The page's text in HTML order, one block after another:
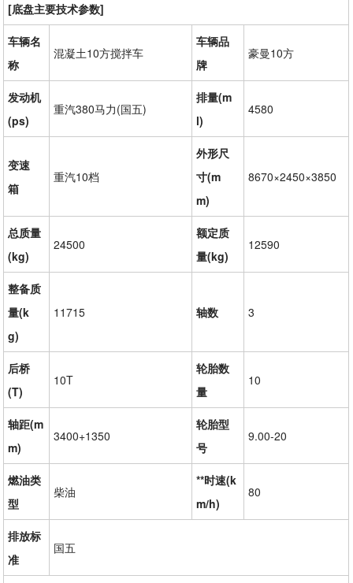
[底盘主要技术参数]
车辆名
称
混凝土10方搅拌车
车辆品
牌
豪曼10方
发动机
(ps)
重汽380马力(国五)
排量(m
l)
4580
变速
箱
重汽10档
外形尺
寸(m
m)
8670×2450×3850
总质量
(kg)
24500
额定质
量(kg)
12590
整备质
量(k
g)
11715 轴数 3
后桥
(T)
10T
轮胎数
量
10
轴距(m
m)
3400+1350
轮胎型
号
9.00-20
燃油类
型
柴油
**时速(k
m/h)
80
排放标
准
国五